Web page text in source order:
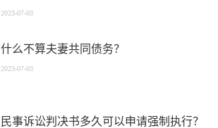
2023-07-03
什么不算夫妻共同债务？
2023-07-03
民事诉讼判决书多久可以申请强制执行？